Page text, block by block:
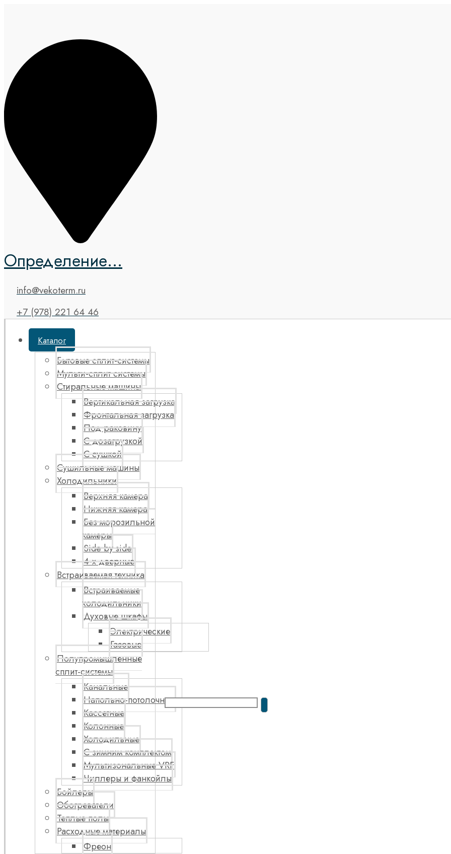
Определение...
info@vekoterm.ru
+7 (978) 221 64 46
Каталог
Бытовые сплит-системы
Мульти-сплит системы
Стиральные машины
Вертикальная загрузка
Фронтальная загрузка
Под раковину
С дозагрузкой
С сушкой
Сушильные машины
Холодильники
Верхняя камера
Нижняя камера
Без морозильной
камеры
Side by side
4-х дверные
Встраиваемая техника
Встраиваемые
холодильники
Духовые шкафы
Электрические
Газовые
Полупромышленные
сплит-системы
Канальные
Напольно-потолочные
Кассетные
Колонные
Холодильные
С зимним комплектом
Мультизональные VRF
Чиллеры и фанкойлы
Бойлеры
Обогреватели
Теплые полы
Расходные материалы
Фреон